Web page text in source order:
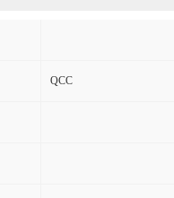
QCC